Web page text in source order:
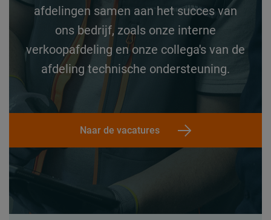
afdelingen samen aan het succes van
ons bedrijf, zoals onze interne
verkoopafdeling en onze collega's van de
afdeling technische ondersteuning.
Naar de vacatures